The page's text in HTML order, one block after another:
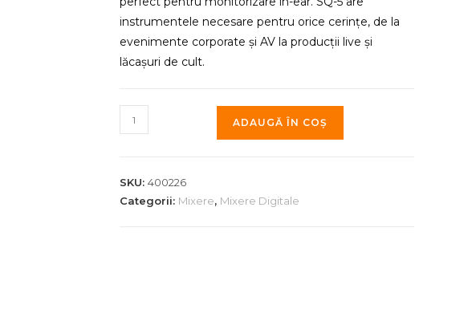
instrumentele necesare pentru orice cerințe, de la
evenimente corporate și AV la producții live și
lăcașuri de cult.
Cantitate
Mixer
SQ-
ADAUGĂ ÎN COȘ
SKU:400226
Categorii: Mixere, Mixere Digitale